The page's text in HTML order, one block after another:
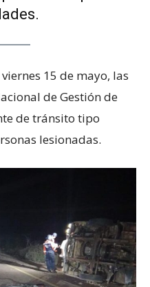
15 de mayo, las
de Gestión de
de tránsito tipo
lesionadas.